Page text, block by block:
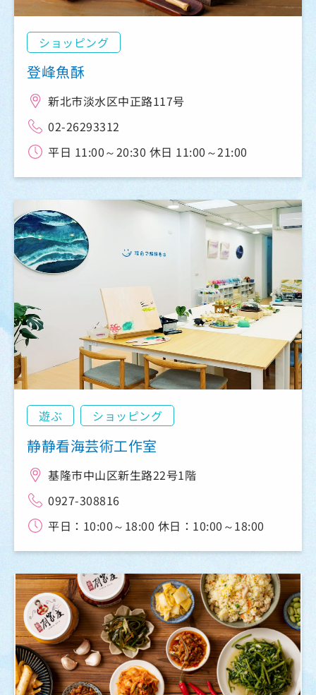
ショッピング
登峰魚酥
新北市淡水区中正路117号
02-26293312
平日 11:00～20:30 休日 11:00～21:00
遊ぶ ショッピング
静静看海芸術工作室
基隆市中山区新生路22号1階
0927-308816
平日：10:00～18:00 休日：10:00～18:00